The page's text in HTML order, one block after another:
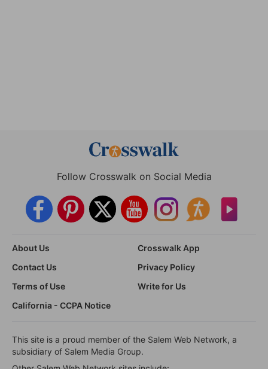
Follow Crosswalk on Social Media
About Us
Crosswalk App
Contact Us
Privacy Policy
Terms of Use
Write for Us
California - CCPA Notice
This site is a proud member of the Salem Web Network, a
subsidiary of Salem Media Group.